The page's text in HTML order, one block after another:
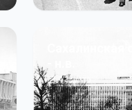
13фото